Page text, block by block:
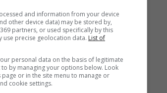
do të ishte një zgjidhje
duke vlerësuar
më i
qenë në radarët e Real
and information from your device
other device data) may be stored by,
partners, or used specifically by this
use precise geolocation data. List of
personal data on the basis of legitimate
by managing your options below. Look
or in the site menu to manage or
cookie settings.